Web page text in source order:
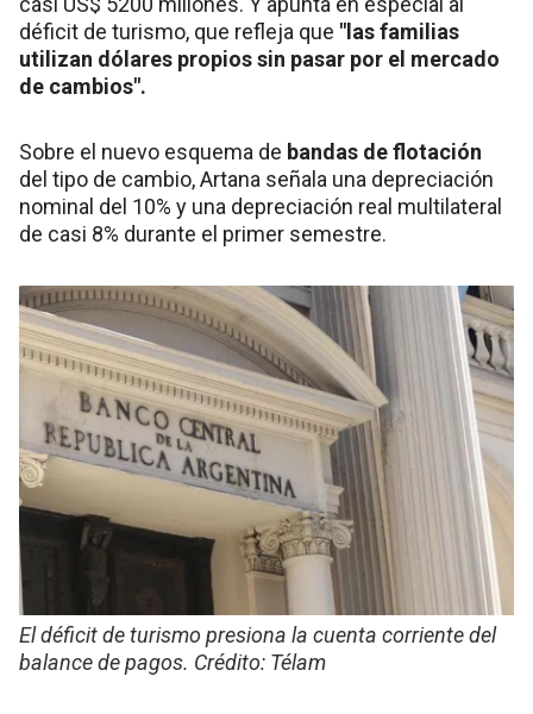
déficit de turismo, que refleja que "las familias
utilizan dólares propios sin pasar por el mercado
de cambios".
Sobre el nuevo esquema de bandas de flotación
del tipo de cambio, Artana señala una depreciación
nominal del 10% y una depreciación real multilateral
de casi 8% durante el primer semestre.
El déficit de turismo presiona la cuenta corriente del
balance de pagos. Crédito: Télam